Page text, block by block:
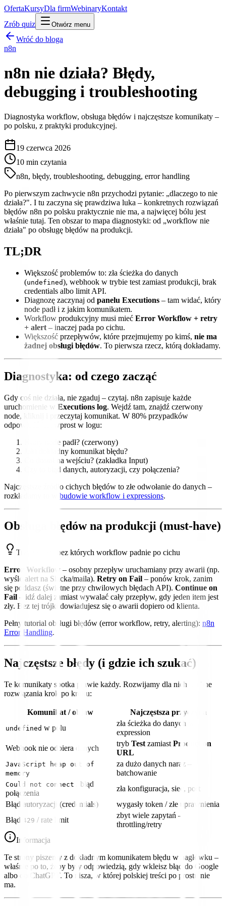
OfertaKursyDla firmWebinaryKontakt
Zrób quiz
Otwórz menu
Wróć do bloga
n8n
n8n nie działa? Błędy,
debugging i troubleshooting
Diagnostyka workflow, obsługa błędów i najczęstsze komunikaty –
po polsku, z praktyki produkcyjnej.
19 czerwca 2026
10 min czytania
n8n, błędy, troubleshooting, debugging, error handling
Po pierwszym zachwycie n8n przychodzi pytanie: „dlaczego to nie
działa?". I tu zaczyna się prawdziwa luka – konkretnych rozwiązań
błędów n8n po polsku praktycznie nie ma, a najwięcej bólu jest
właśnie tutaj. Ten obszar to mapa diagnostyki: od „workflow nie
działa" po obsługę błędów na produkcji.
TL;DR
Większość problemów to: zła ścieżka do danych
(undefined), webhook w trybie test zamiast produkcji, brak
credentials albo limit API.
Diagnozę zaczynaj od panelu Executions – tam widać, który
node padł i z jakim komunikatem.
Workflow produkcyjny musi mieć Error Workflow + retry
+ alert – inaczej pada po cichu.
Większość przepływów, które przejmujemy po kimś, nie ma
żadnej obsługi błędów. To pierwsza rzecz, którą dokładamy.
Diagnostyka: od czego zacząć
Gdy coś nie działa, nie zgaduj – czytaj. n8n zapisuje każde
uruchomienie w Executions log. Wejdź tam, znajdź czerwony
node, kliknij i przeczytaj komunikat. W 80% przypadków
odpowiedź jest wprost w logu:
Który node padł? (czerwony)
Jaki dokładny komunikat błędu?
Co dostał na wejściu? (zakładka Input)
Czy to błąd danych, autoryzacji, czy połączenia?
Najczęstsze źródło cichych błędów to złe odwołanie do danych –
rozkładamy to w budowie workflow i expressions.
Obsługa błędów na produkcji (must-have)
Trzy rzeczy, bez których workflow padnie po cichu
Error Workflow – osobny przepływ uruchamiany przy awarii (np.
wyśle alert na Slacka/maila). Retry on Fail – ponów krok, zanim
się poddasz (świetne przy chwilowych błędach API). Continue on
Fail – idź dalej zamiast wywalać cały przepływ, gdy jeden item jest
zły. Bez tej trójki dowiadujesz się o awarii dopiero od klienta.
Pełny tutorial obsługi błędów (error workflow, retry, alerting): n8n
Error Handling.
Najczęstsze błędy (i gdzie ich szukać)
Te komunikaty spotka prawie każdy. Rozwijamy dla nich osobne
rozwiązania krok po kroku:
Komunikat / objaw Najczęstsza przyczyna
undefined w polu
zła ścieżka do danych w
expression
Webhook nie odbiera danych
tryb Test zamiast Production
URL
JavaScript heap out of
memory
za dużo danych naraz –
batchowanie
Could not connect
/ błąd
połączenia
zła konfiguracja, sieć, port
Błąd autoryzacji (credentials)
wygasły token / złe uprawnienia
Błąd 429 / rate limit
zbyt wiele zapytań –
throttling/retry
Informacja
Te strony piszemy z dokładnym komunikatem błędu w nagłówku –
właśnie po to, żeby były odpowiedzią, gdy wkleisz błąd do Google
albo do ChatGPT. To nisza, w której polskiej treści po prostu nie
ma.